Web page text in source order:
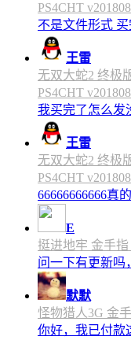
PS4CHT
不是文件形式
王雷
无双大蛇2 终极
PS4CHT
我买完了怎么发
王雷
无双大蛇2 终极
PS4CHT
66666666666真
E
挺进地牢 金手指
问一下有更新吗
默默
怪物猎人3G 金
你好，我已付款